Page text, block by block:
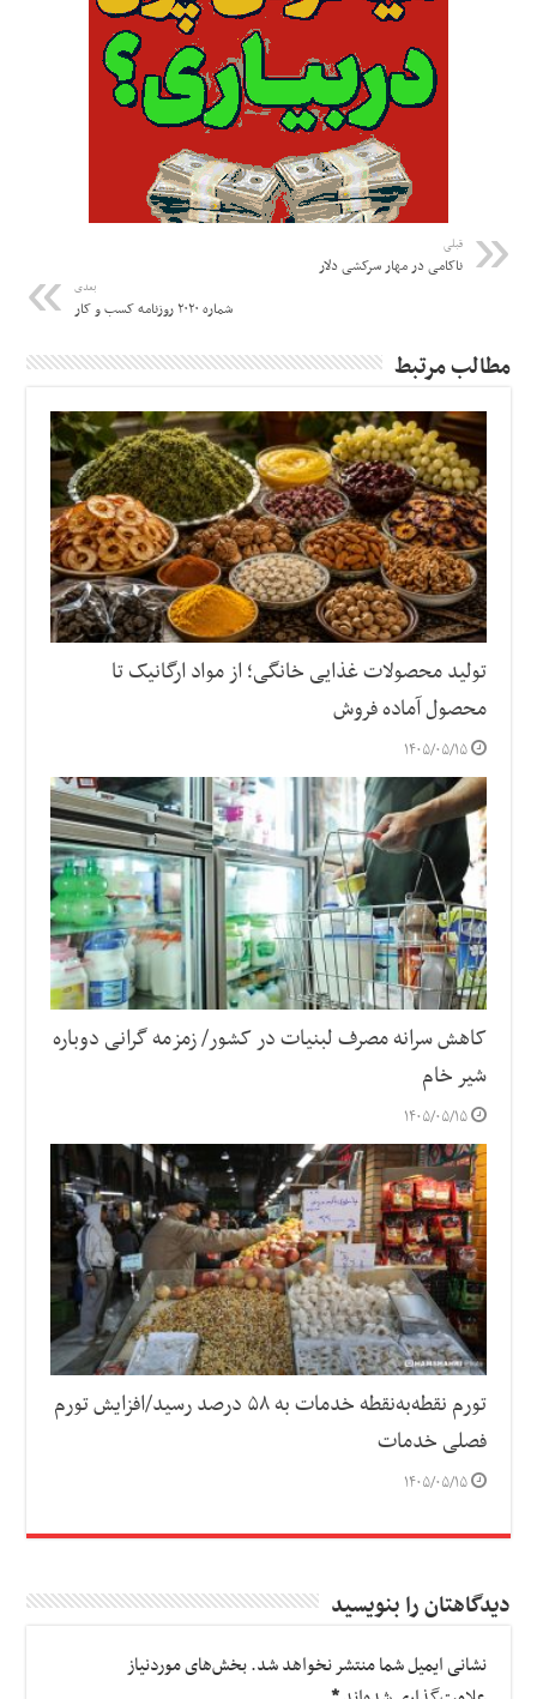
قبلی
ناکامی در مهار سرکشی دلار
بعدی
شماره ۲۰۲۰ روزنامه کسب و کار
مطالب مرتبط
تولید محصولات غذایی خانگی؛ از مواد ارگانیک تا
محصول آماده فروش
۱۴۰۵/۰۵/۱۵
کاهش سرانه مصرف لبنیات در کشور/ زمزمه گرانی دوباره
شیر خام
۱۴۰۵/۰۵/۱۵
تورم نقطه‌به‌نقطه خدمات به ۵۸ درصد رسید/افزایش تورم
فصلی خدمات
۱۴۰۵/۰۵/۱۵
دیدگاهتان را بنویسید
نشانی ایمیل شما منتشر نخواهد شد.بخش‌های موردنیاز